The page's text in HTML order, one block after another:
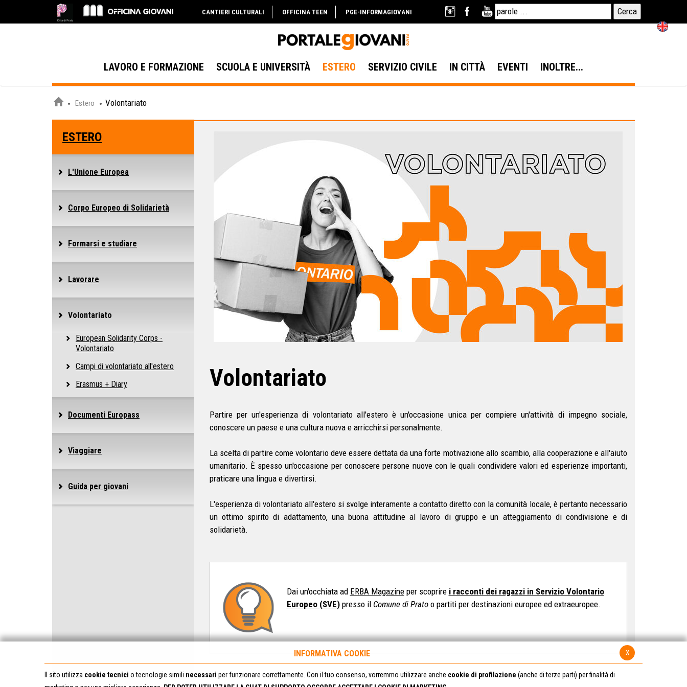
CANTIERI CULTURALI OFFICINA TEEN PGE-INFORMAGIOVANI
LAVORO E FORMAZIONE SCUOLA E UNIVERSITÀ ESTERO SERVIZIO CIVILE IN CITTÀ EVENTI INOLTRE...
Estero Volontariato
ESTERO
L'Unione Europea
Corpo Europeo di Solidarietà
Formarsi e studiare
Lavorare
Volontariato
European Solidarity Corps -
Volontariato
Campi di volontariato all'estero
Erasmus + Diary
Documenti Europass
Viaggiare
Guida per giovani
Volontariato
Partire per un'esperienza di volontariato all'estero è un'occasione unica per compiere un'attività di impegno sociale,
conoscere un paese e una cultura nuova e arricchirsi personalmente.
La scelta di partire come volontario deve essere dettata da una forte motivazione allo scambio, alla cooperazione e all'aiuto
umanitario. È spesso un'occasione per conoscere persone nuove con le quali condividere valori ed esperienze importanti,
praticare una lingua e divertirsi.
L'esperienza di volontariato all'estero si svolge interamente a contatto diretto con la comunità locale, è pertanto necessario
un ottimo spirito di adattamento, una buona attitudine al lavoro di gruppo e un atteggiamento di condivisione e di
solidarietà.
Dai un'occhiata ad ERBA Magazineper scoprire i racconti dei ragazzi in Servizio Volontario
Europeo (SVE) presso il Comune di Pratoo partiti per destinazioni europee ed extraeuropee.
x
INFORMATIVA COOKIE
Il sito utilizza cookie tecnici o tecnologie simili necessari per funzionare correttamente. Con il tuo consenso, vorremmo utilizzare anche cookie di profilazione (anche di terze parti) per finalità di